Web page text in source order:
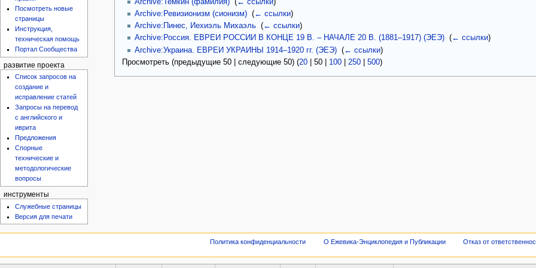
Archive:Ревизионизм (сионизм)‎ (← ссылки)
Archive:Пинес, Иехиэль Михаэль‎ (← ссылки)
Archive:Россия. ЕВРЕИ РОССИИ В КОНЦЕ 19 В. – НАЧАЛЕ 20 В. (1881–1917) (ЭЕЭ)‎ (← ссылки)
Archive:Украина. ЕВРЕИ УКРАИНЫ 1914–1920 гг. (ЭЕЭ)‎ (← ссылки)
Просмотреть (предыдущие 50 |следующие 50) (20 |50 100 |250 |500)
Посмотреть новые
страницы
Инструкция,
техническая помощь
Портал Сообщества
развитие проекта
Список запросов на
создание и
исправление статей
Запросы на перевод
с английского и
иврита
Предложения
Спорные
технические и
методологические
вопросы
инструменты
Служебные страницы
Версия для печати
Политика конфиденциальности О Ежевика-Энциклопедия и Публикации Отказ от